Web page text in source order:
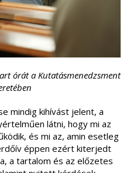
órát a Kutatásmenedzsment
mindig kihívást jelent, a
látni, hogy mi az
és mi az, amin esetleg
éppen ezért kiterjedt
a tartalom és az előzetes